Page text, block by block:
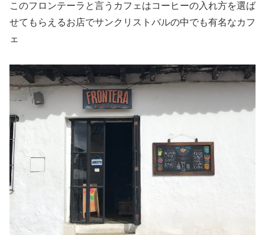
このフロンテーラと言うカフェはコーヒーの入れ方を選ば
せてもらえるお店でサンクリストバルの中でも有名なカフ
ェ